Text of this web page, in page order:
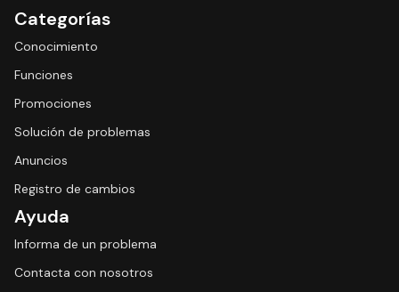
Categorías
Conocimiento
Funciones
Promociones
Solución de problemas
Anuncios
Registro de cambios
Ayuda
Informa de un problema
Contacta con nosotros